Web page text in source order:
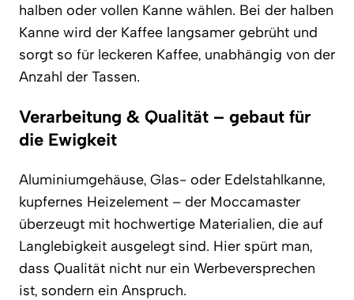
halben oder vollen Kanne wählen. Bei der halben
Kanne wird der Kaffee langsamer gebrüht und
sorgt so für leckeren Kaffee, unabhängig von der
Anzahl der Tassen.
Verarbeitung & Qualität – gebaut für
die Ewigkeit
Aluminiumgehäuse, Glas- oder Edelstahlkanne,
kupfernes Heizelement – der Moccamaster
überzeugt mit hochwertige Materialien, die auf
Langlebigkeit ausgelegt sind. Hier spürt man,
dass Qualität nicht nur ein Werbeversprechen
ist, sondern ein Anspruch.